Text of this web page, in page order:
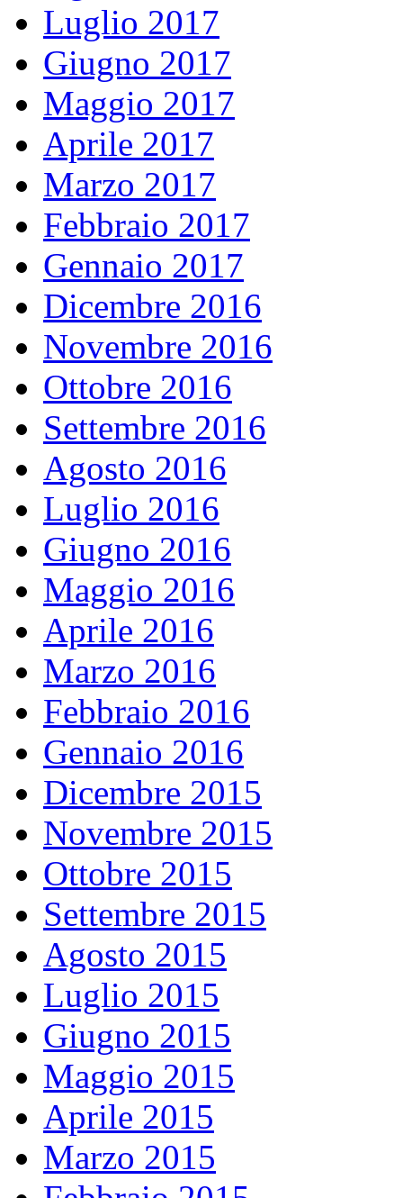
Luglio 2017
Giugno 2017
Maggio 2017
Aprile 2017
Marzo 2017
Febbraio 2017
Gennaio 2017
Dicembre 2016
Novembre 2016
Ottobre 2016
Settembre 2016
Agosto 2016
Luglio 2016
Giugno 2016
Maggio 2016
Aprile 2016
Marzo 2016
Febbraio 2016
Gennaio 2016
Dicembre 2015
Novembre 2015
Ottobre 2015
Settembre 2015
Agosto 2015
Luglio 2015
Giugno 2015
Maggio 2015
Aprile 2015
Marzo 2015